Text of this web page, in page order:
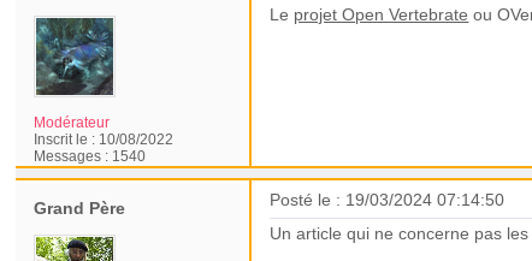
Modérateur
Inscrit le : 10/08/2022
Messages : 1540
Le projet Open Vertebrate ou
Grand Père
Posté le : 19/03/2024 07:14:50
Un article qui ne concerne pas